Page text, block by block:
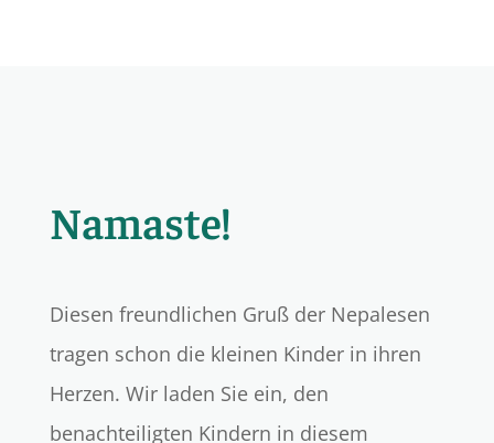
Namaste!
Diesen freundlichen Gruß der Nepalesen
tragen schon die kleinen Kinder in ihren
Herzen. Wir laden Sie ein, den
benachteiligten Kindern in diesem